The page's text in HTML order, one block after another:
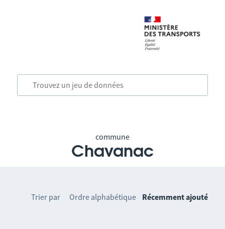
commune
Chavanac
Trier par Ordre alphabétique Récemment ajouté